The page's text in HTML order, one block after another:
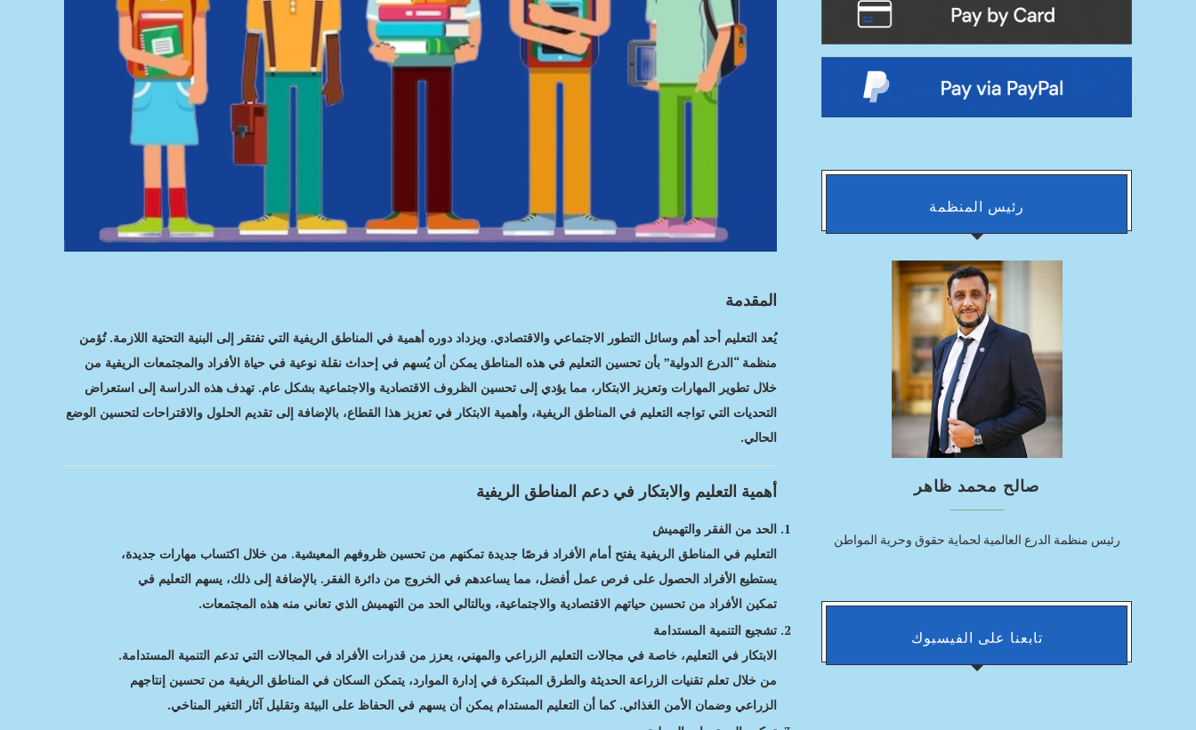
المقدمة
يُعد التعليم أحد أهم وسائل التطور الاجتماعي والاقتصادي. ويزداد دوره أهمية في المناطق الريفية التي تفتقر إلى البنية التحتية اللازمة. تُؤمن
منظمة “الدرع الدولية” بأن تحسين التعليم في هذه المناطق يمكن أن يُسهم في إحداث نقلة نوعية في حياة الأفراد والمجتمعات الريفية من
خلال تطوير المهارات وتعزيز الابتكار، مما يؤدي إلى تحسين الظروف الاقتصادية والاجتماعية بشكل عام. تهدف هذه الدراسة إلى استعراض
التحديات التي تواجه التعليم في المناطق الريفية، وأهمية الابتكار في تعزيز هذا القطاع، بالإضافة إلى تقديم الحلول والاقتراحات لتحسين الوضع
الحالي.
أهمية التعليم والابتكار في دعم المناطق الريفية
الحد من الفقر والتهميش
التعليم في المناطق الريفية يفتح أمام الأفراد فرصًا جديدة تمكنهم من تحسين ظروفهم المعيشية. من خلال اكتساب مهارات جديدة،
يستطيع الأفراد الحصول على فرص عمل أفضل، مما يساعدهم في الخروج من دائرة الفقر. بالإضافة إلى ذلك، يسهم التعليم في
تمكين الأفراد من تحسين حياتهم الاقتصادية والاجتماعية، وبالتالي الحد من التهميش الذي تعاني منه هذه المجتمعات.
تشجيع التنمية المستدامة
الابتكار في التعليم، خاصة في مجالات التعليم الزراعي والمهني، يعزز من قدرات الأفراد في المجالات التي تدعم التنمية المستدامة.
من خلال تعلم تقنيات الزراعة الحديثة والطرق المبتكرة في إدارة الموارد، يتمكن السكان في المناطق الريفية من تحسين إنتاجهم
الزراعي وضمان الأمن الغذائي. كما أن التعليم المستدام يمكن أن يسهم في الحفاظ على البيئة وتقليل آثار التغير المناخي.
رئيس المنظمة
صالح محمد ظاهر
رئيس منظمة الدرع العالمية لحماية حقوق وحرية المواطن
تابعنا على الفيسبوك